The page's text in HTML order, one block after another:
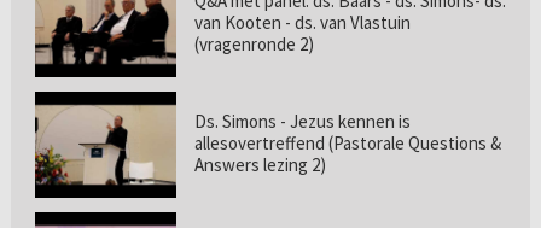
van Kooten - ds. van Vlastuin
(vragenronde 2)
Ds. Simons - Jezus kennen is
allesovertreffend (Pastorale Questions &
Answers lezing 2)